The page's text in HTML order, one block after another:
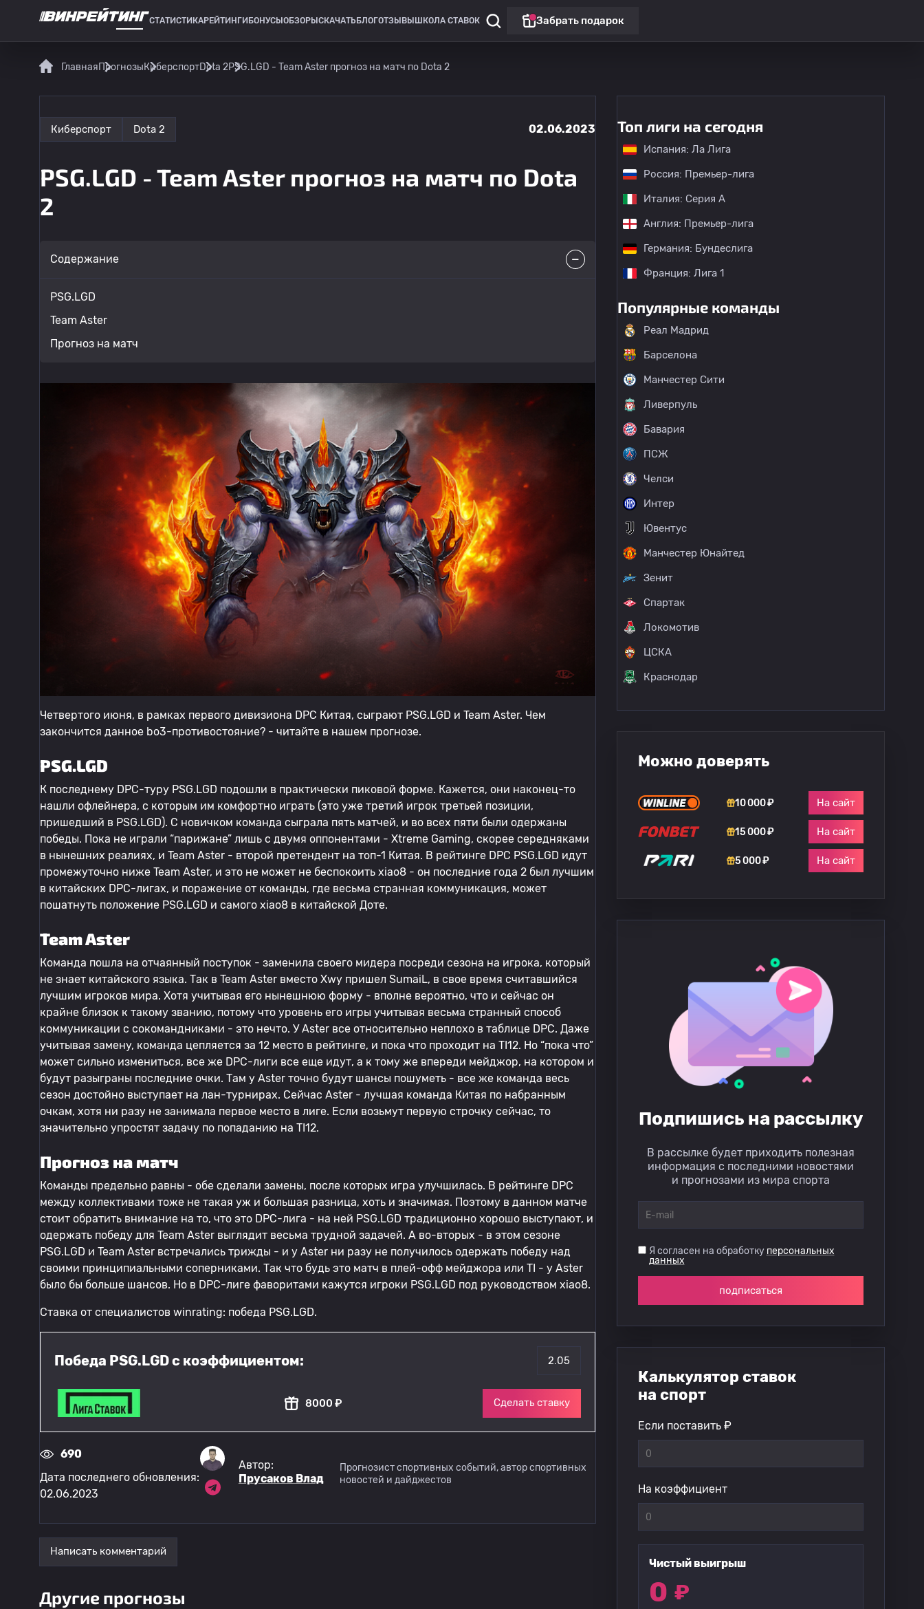
СТАТИСТИКАРЕЙТИНГИ БОНУСЫ ОБЗОРЫ СКАЧАТЬ БЛОГОТЗЫВЫ ШКОЛА СТАВОК Забрать подарок
ГлавнаяПрогнозыКиберспортDota 2PSG.LGD - Team Aster прогноз на матч по Dota 2
Киберспорт Dota 2 02.06.2023
PSG.LGD - Team Aster прогноз на матч по Dota
2
Содержание
PSG.LGD
Team Aster
Прогноз на матч
Четвертого июня, в рамках первого дивизиона DPC Китая, сыграют PSG.LGD и Team Aster. Чем
закончится данное bo3-противостояние? - читайте в нашем прогнозе.
PSG.LGD
К последнему DPC-туру PSG.LGD подошли в практически пиковой форме. Кажется, они наконец-то
нашли офлейнера, с которым им комфортно играть (это уже третий игрок третьей позиции,
пришедший в PSG.LGD). С новичком команда сыграла пять матчей, и во всех пяти были одержаны
победы. Пока не играли “парижане” лишь с двумя оппонентами - Xtreme Gaming, скорее середняками
в нынешних реалиях, и Team Aster - второй претендент на топ-1 Китая. В рейтинге DPC PSG.LGD идут
промежуточно ниже Team Aster, и это не может не беспокоить xiao8 - он последние года 2 был лучшим
в китайских DPC-лигах, и поражение от команды, где весьма странная коммуникация, может
пошатнуть положение PSG.LGD и самого xiao8 в китайской Доте.
Team Aster
Команда пошла на отчаянный поступок - заменила своего мидера посреди сезона на игрока, который
не знает китайского языка. Так в Team Aster вместо Xwy пришел SumaiL, в свое время считавшийся
лучшим игроков мира. Хотя учитывая его нынешнюю форму - вполне вероятно, что и сейчас он
крайне близок к такому званию, потому что уровень его игры учитывая весьма странный способ
коммуникации с сокомандниками - это нечто. У Aster все относительно неплохо в таблице DPC. Даже
учитывая замену, команда цепляется за 12 место в рейтинге, и пока что проходит на TI12. Но “пока что”
может сильно измениться, все же DPC-лиги все еще идут, а к тому же впереди мейджор, на котором и
будут разыграны последние очки. Там у Aster точно будут шансы пошуметь - все же команда весь
сезон достойно выступает на лан-турнирах. Сейчас Aster - лучшая команда Китая по набранным
очкам, хотя ни разу не занимала первое место в лиге. Если возьмут первую строчку сейчас, то
значительно упростят задачу по попаданию на TI12.
Прогноз на матч
Команды предельно равны - обе сделали замены, после которых игра улучшилась. В рейтинге DPC
между коллективами тоже не такая уж и большая разница, хоть и значимая. Поэтому в данном матче
стоит обратить внимание на то, что это DPC-лига - на ней PSG.LGD традиционно хорошо выступают, и
одержать победу для Team Aster выглядит весьма трудной задачей. А во-вторых - в этом сезоне
PSG.LGD и Team Aster встречались трижды - и у Aster ни разу не получилось одержать победу над
своими принципиальными соперниками. Так что будь это матч в плей-офф мейджора или TI - у Aster
было бы больше шансов. Но в DPC-лиге фаворитами кажутся игроки PSG.LGD под руководством xiao8.
Ставка от специалистов winrating: победа PSG.LGD.
Победа PSG.LGD с коэффициентом: 2.05
8000 ₽ Сделать ставку
690
Дата последнего обновления:
02.06.2023
Автор:
Прусаков Влад
Прогнозист спортивных событий, автор спортивных
новостей и дайджестов
Написать комментарий
Другие прогнозы
Топ лиги на сегодня
Испания: Ла Лига
Россия: Премьер-лига
Италия: Серия А
Англия: Премьер-лига
Германия: Бундеслига
Франция: Лига 1
Популярные команды
Реал Мадрид
Барселона
Манчестер Сити
Ливерпуль
Бавария
ПСЖ
Челси
Интер
Ювентус
Манчестер Юнайтед
Зенит
Спартак
Локомотив
ЦСКА
Краснодар
Можно доверять
10 000 ₽ На сайт
15 000 ₽ На сайт
5 000 ₽ На сайт
Подпишись на рассылку
В рассылке будет приходить полезная
информация с последними новостями
и прогнозами из мира спорта
Я согласен на обработку персональных
данных
подписаться
Калькулятор ставок
на спорт
Если поставить ₽
На коэффициент
Чистый выигрыш
0 ₽